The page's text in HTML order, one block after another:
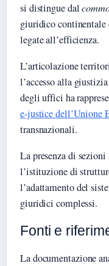
si distingue dal
giuridico continentale
legate all’efficienza.
L’articolazione
l’accesso alla
degli uffici ha
e-justice dell’Unione
transnazionali.
La presenza di
l’istituzione di
l’adattamento del
giuridici complessi.
Fonti e
La documentazione